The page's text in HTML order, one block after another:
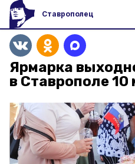
Ставрополец
Ярмарка
в Ставрополе 10